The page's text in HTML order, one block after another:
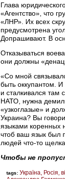
Глава
«Агентство», что
«ЛНР». Их всех
предусмотрена
Допрашивают. В
Отказываться
они должны
«Со мной
быть оккупантом.
и сталкивался
НАТО, нужна
«узкоглазые» и
Украина? Вы
языками коренных
чтоб ваш язык был
людей что-то
Чтобы не
tags: Україна Росія